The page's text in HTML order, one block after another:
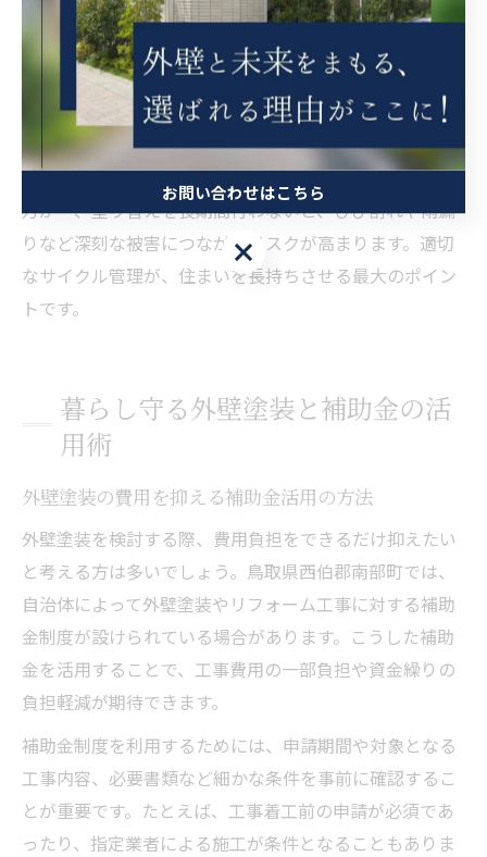
維持しやすくなり、結果的に大規模な修繕や構造部分の
補修コストを抑えられます。また、鳥取県西伯郡南部町
では自治体の補助金制度も活用できる場合があるため、
塗り替えのタイミングで情報収集を行うとよいでしょ
う。
万が一、塗り替えを長期間行わないと、ひび割れや雨漏
りなど深刻な被害につながるリスクが高まります。適切
なサイクル管理が、住まいを長持ちさせる最大のポイン
トです。
暮らし守る外壁塗装と補助金の活
用術
外壁塗装の費用を抑える補助金活用の方法
外壁塗装を検討する際、費用負担をできるだけ抑えたい
と考える方は多いでしょう。鳥取県西伯郡南部町では、
自治体によって外壁塗装やリフォーム工事に対する補助
金制度が設けられている場合があります。こうした補助
金を活用することで、工事費用の一部負担や資金繰りの
負担軽減が期待できます。
補助金制度を利用するためには、申請期間や対象となる
工事内容、必要書類など細かな条件を事前に確認するこ
とが重要です。たとえば、工事着工前の申請が必須であ
ったり、指定業者による施工が条件となることもありま
お問い合わせはこちら
お問い合わせはこちら